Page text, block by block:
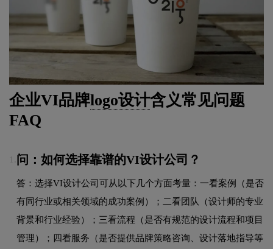
企业VI品牌logo设计含义常见问题
FAQ
问：如何选择靠谱的VI设计公司？
答：选择VI设计公司可从以下几个方面考量：一看案例（是否
有同行业或相关领域的成功案例）；二看团队（设计师的专业
背景和行业经验）；三看流程（是否有规范的设计流程和项目
管理）；四看服务（是否提供品牌策略咨询、设计落地指导等